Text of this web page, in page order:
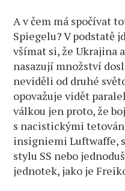
A v čem má spočívat
Spiegelu? V podstatě
všímat si, že Ukrajina
nasazují množství
neviděli od druhé
opovažuje vidět
válkou jen proto, že
s nacistickými
insigniemi Luftwaffe,
stylu SS nebo
jednotek, jako je